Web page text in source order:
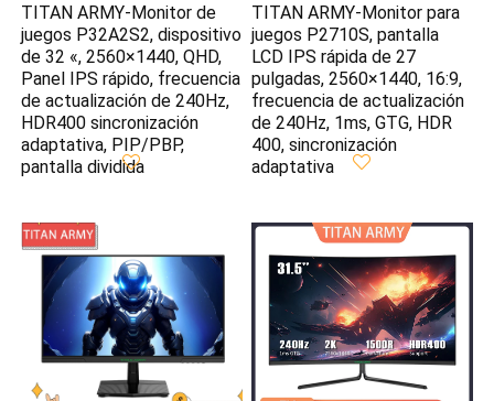
TITAN ARMY-Monitor de
juegos P32A2S2, dispositivo
de 32 «, 2560×1440, QHD,
Panel IPS rápido, frecuencia
de actualización de 240Hz,
HDR400 sincronización
adaptativa, PIP/PBP,
pantalla dividida
TITAN ARMY-Monitor para
juegos P2710S, pantalla
LCD IPS rápida de 27
pulgadas, 2560×1440, 16:9,
frecuencia de actualización
de 240Hz, 1ms, GTG, HDR
400, sincronización
adaptativa